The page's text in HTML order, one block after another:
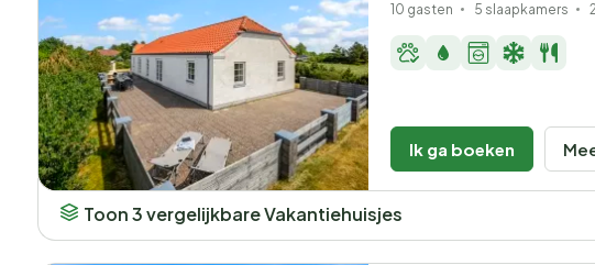
10 gasten 5 slaapkamers
Ik ga boeken
Toon 3 vergelijkbare Vakantiehuisjes